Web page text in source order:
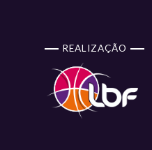
REALIZAÇÃO